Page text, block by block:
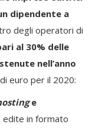
dipendente a
degli operatori di
al 30% delle
nell’anno
euro per il 2020:
e
in formato